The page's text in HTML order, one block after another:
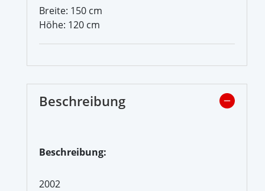
Breite: 150 cm
Höhe: 120 cm
Beschreibung
Beschreibung:
2002